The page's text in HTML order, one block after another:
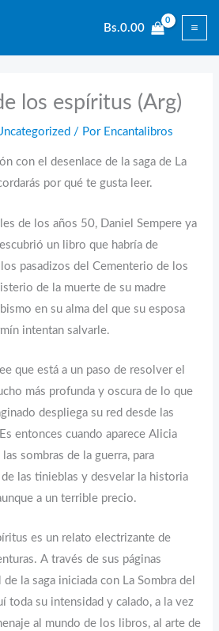
Bs.0.00
los espíritus (Arg)
/ Por Encantalibros
con el desenlace de la saga de La
por qué te gusta leer.
de los años 50, Daniel Sempere ya
un libro que habría de
pasadizos del Cementerio de los
de la muerte de su madre
en su alma del que su esposa
intentan salvarle.
que está a un paso de resolver el
más profunda y oscura de lo que
despliega su red desde las
entonces cuando aparece Alicia
sombras de la guerra, para
las tinieblas y desvelar la historia
a un terrible precio.
es un relato electrizante de
A través de sus páginas
de la saga iniciada con La Sombra del
toda su intensidad y calado, a la vez
al mundo de los libros, al arte de